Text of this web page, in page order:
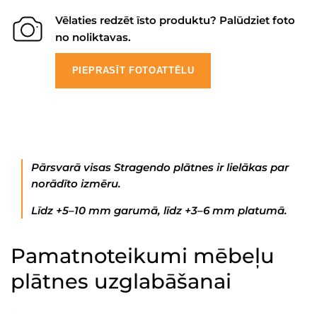
Vēlaties redzēt īsto produktu? Palūdziet foto
no noliktavas.
PIEPRASĪT FOTOATTĒLU
Pārsvarā visas Stragendo plātnes ir lielākas par
norādīto izmēru.
Līdz +5–10 mm garumā, līdz +3–6 mm platumā.
Pamatnoteikumi mēbeļu
plātnes uzglabāšanai